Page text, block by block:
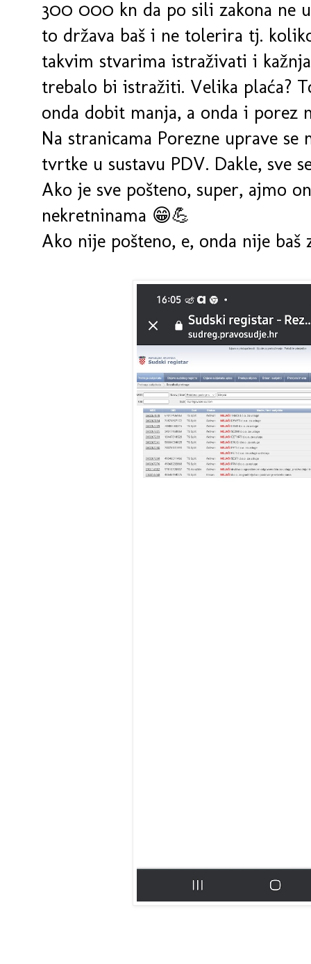
300 000 kn da po sili zakona ne
to država baš i ne tolerira tj.
takvim stvarima istraživati i
trebalo bi istražiti. Velika plaća?
onda dobit manja, a onda i porez
Na stranicama Porezne uprave
tvrtke u sustavu PDV. Dakle, sve
Ako je sve pošteno, super, ajmo
nekretninama 😁💪
Ako nije pošteno, e, onda nije baš